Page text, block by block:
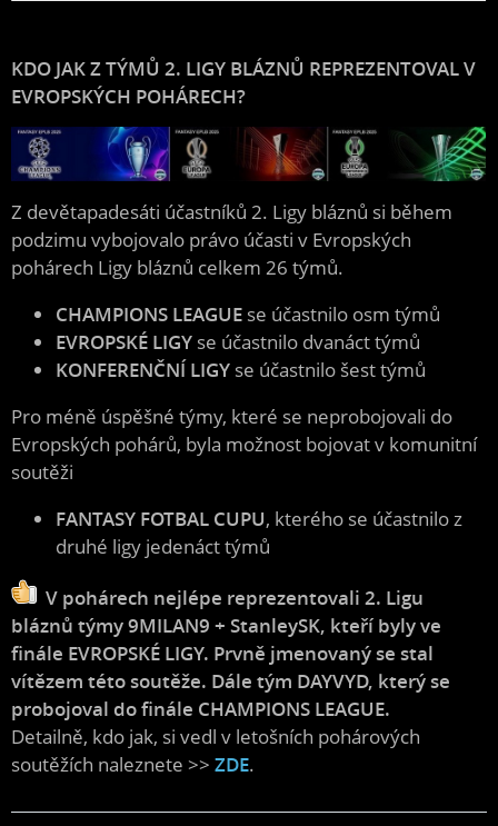
KDO JAK Z TÝMŮ 2. LIGY BLÁZNŮ REPREZENTOVAL V
EVROPSKÝCH POHÁRECH?
Z devětapadesáti účastníků 2. Ligy bláznů si během
podzimu vybojovalo právo účasti v Evropských
pohárech Ligy bláznů celkem 26 týmů.
CHAMPIONS LEAGUE se účastnilo osm týmů
EVROPSKÉ LIGY se účastnilo dvanáct týmů
KONFERENČNÍ LIGY se účastnilo šest týmů
Pro méně úspěšné týmy, které se neprobojovali do
Evropských pohárů, byla možnost bojovat v komunitní
soutěži
FANTASY FOTBAL CUPU, kterého se účastnilo z
druhé ligy jedenáct týmů
V pohárech nejlépe reprezentovali 2. Ligu
bláznů týmy 9MILAN9 + StanleySK, kteří byly ve
finále EVROPSKÉ LIGY. Prvně jmenovaný se stal
vítězem této soutěže. Dále tým DAYVYD, který se
probojoval do finále CHAMPIONS LEAGUE.
Detailně, kdo jak, si vedl v letošních pohárových
soutěžích naleznete >> ZDE.